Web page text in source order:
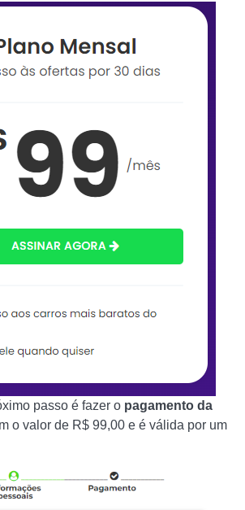
passo é fazer o pagamento da
o valor de R$ 99,00 e é válida por um